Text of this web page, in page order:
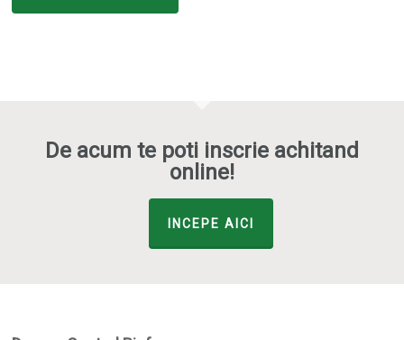
De acum te poti inscrie achitand
online!
INCEPE AICI